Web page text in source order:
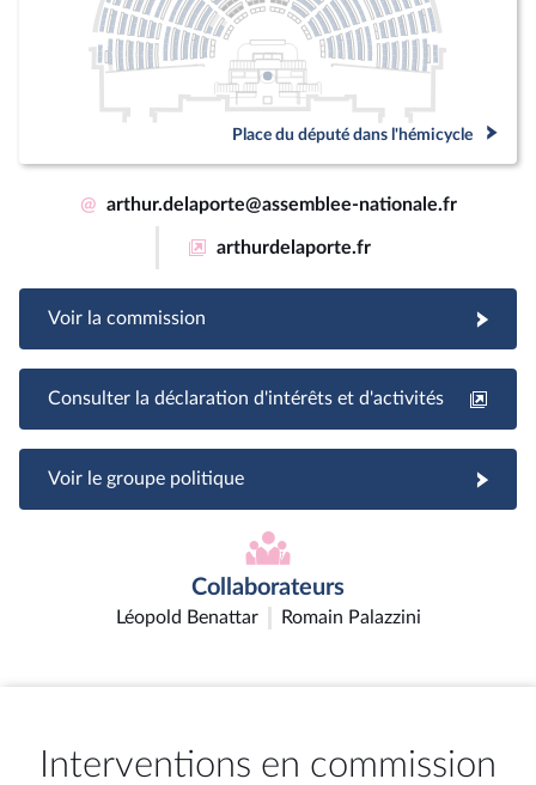
Place du député dans l'hémicycle
@ arthur.delaporte@assemblee-nationale.fr
arthurdelaporte.fr
Voir la commission
Consulter la déclaration d'intérêts et d'activités
Voir le groupe politique
Collaborateurs
Léopold Benattar Romain Palazzini
Interventions en commission